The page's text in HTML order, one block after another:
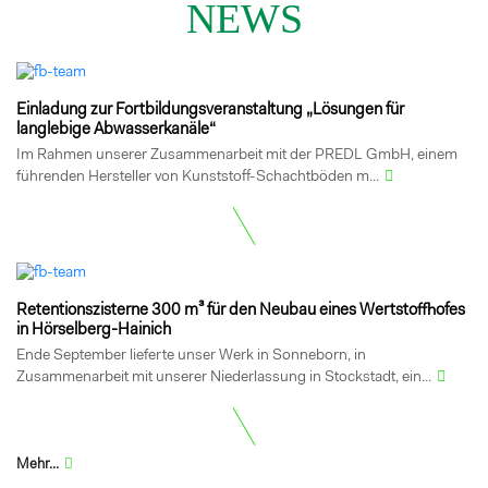
NEWS
Einladung zur Fortbildungsveranstaltung „Lösungen für
langlebige Abwasserkanäle“
Im Rahmen unserer Zusammenarbeit mit der PREDL GmbH, einem
führenden Hersteller von Kunststoff-Schachtböden m...
Retentionszisterne 300 m³ für den Neubau eines Wertstoffhofes
in Hörselberg-Hainich
Ende September lieferte unser Werk in Sonneborn, in
Zusammenarbeit mit unserer Niederlassung in Stockstadt, ein...
Mehr...